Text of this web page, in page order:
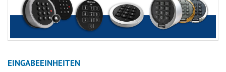
EINGABEEINHEITEN